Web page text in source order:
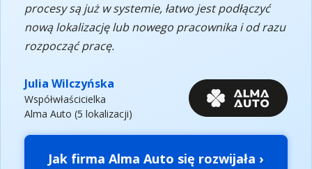
procesy są już w systemie, łatwo jest podłączyć
nową lokalizację lub nowego pracownika i od razu
rozpocząć pracę.
Julia Wilczyńska
Współwłaścicielka
Alma Auto (5 lokalizacji)
Jak firma Alma Auto się rozwijała ›